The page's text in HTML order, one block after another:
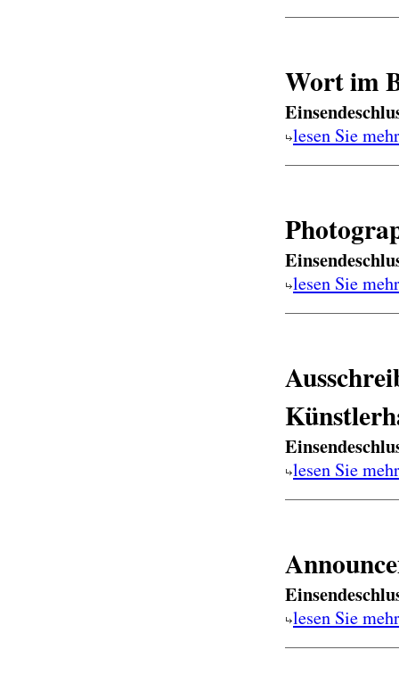
Wort im
lesen Sie mehr
lesen Sie mehr
lesen Sie mehr
lesen Sie mehr